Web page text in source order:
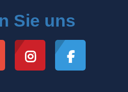
Sie uns